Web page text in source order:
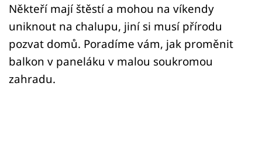
Někteří mají štěstí a mohou na víkendy
uniknout na chalupu, jiní si musí přírodu
pozvat domů. Poradíme vám, jak proměnit
balkon v paneláku v malou soukromou
zahradu.